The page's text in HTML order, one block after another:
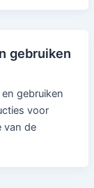
gebruiken
gebruiken
voor
van de